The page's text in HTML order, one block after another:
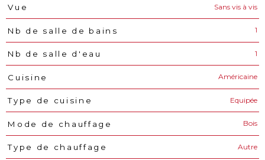
Vue Sans vis à vis
Nb de salle de bains 1
Nb de salle d'eau 1
Cuisine Américaine
Type de cuisine Equipée
Mode de chauffage Bois
Type de chauffage Autre